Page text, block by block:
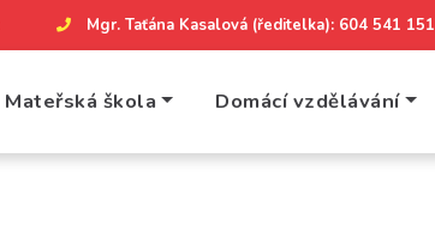
Mgr. Taťána Kasalová (ředitelka): 604 541 151
Mateřská škola Domácí vzdělávání